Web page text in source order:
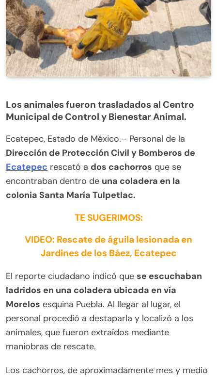
Los animales fueron trasladados al Centro
Municipal de Control y Bienestar Animal.
Ecatepec, Estado de México.– Personal de la
Dirección de Protección Civil y Bomberos de
Ecatepec rescató a dos cachorros que se
encontraban dentro de una coladera en la
colonia Santa María Tulpetlac.
TE SUGERIMOS:
VIDEO: Rescate de águila lesionada en
Jardines de los Báez, Ecatepec
El reporte ciudadano indicó que se escuchaban
ladridos en una coladera ubicada en vía
Morelos esquina Puebla. Al llegar al lugar, el
personal procedió a destaparla y localizó a los
animales, que fueron extraídos mediante
maniobras de rescate.
Los cachorros, de aproximadamente mes y medio